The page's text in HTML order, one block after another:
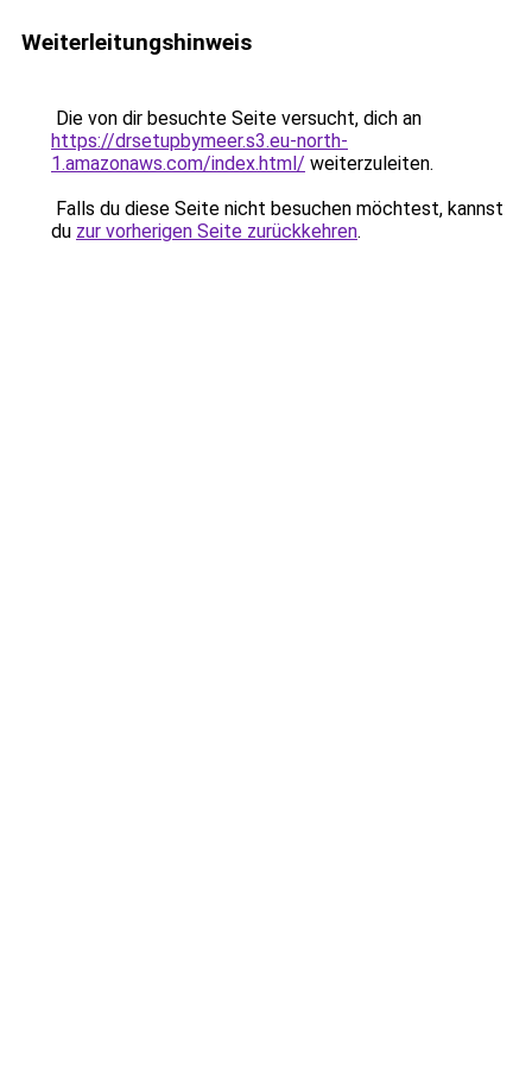
Weiterleitungshinweis
Die von dir besuchte Seite versucht, dich an
https://drsetupbymeer.s3.eu-north-
1.amazonaws.com/index.html/ weiterzuleiten.
Falls du diese Seite nicht besuchen möchtest, kannst
du zur vorherigen Seite zurückkehren.